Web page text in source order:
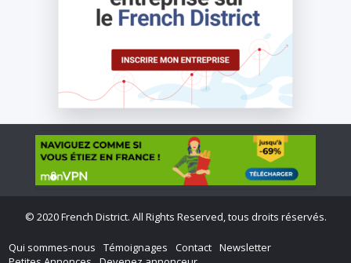
© 2020 French District. All Rights Reserved, tous droits réservés.
Qui sommes-nous Témoignages Contact Newsletter